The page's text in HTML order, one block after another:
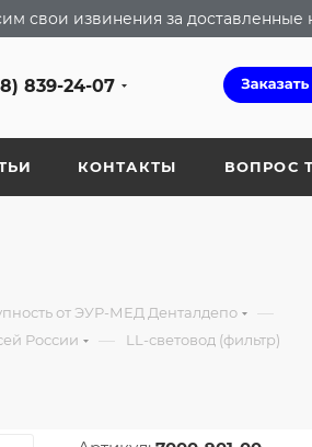
свои извинения за доставленные
839-24-07
КОНТАКТЫ ВОПРОС
от ЭУР-МЕД Денталдепо —
России — LL-световод (фильтр)